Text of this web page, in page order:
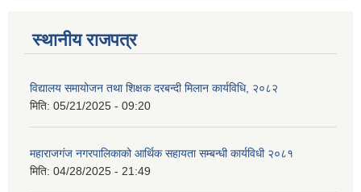
स्थानीय राजपत्र
विद्यालय समायोजन तथा शिक्षक दरबन्दी मिलान कार्यविधि, २०८२
मिति: 05/21/2025 - 09:20
महाराजगंज नगरपालिकाको आर्थिक सहायता सम्बन्धी कार्यविधी २०८१
मिति: 04/28/2025 - 21:49